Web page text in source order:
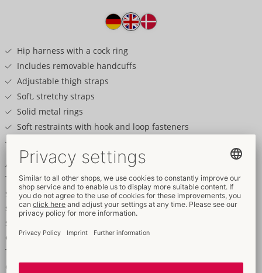
Hip harness with a cock ring
Includes removable handcuffs
Adjustable thigh straps
Soft, stretchy straps
Solid metal rings
Soft restraints with hook and loop fasteners
A captivating look and feel!
The black hip harness from Svenjoyment has a cock ring, thigh
straps and removable handcuffs. The harness is in a revealing
style – it's only made out of soft, stretchy straps and solid,
silver-coloured metal rings. Everything is securely attached to
each other. The thigh straps can be adjusted for a perfect fit.
The handcuffs have snap hooks, which means that they can be
quickly attached to the hip harness. The soft handcuffs can be